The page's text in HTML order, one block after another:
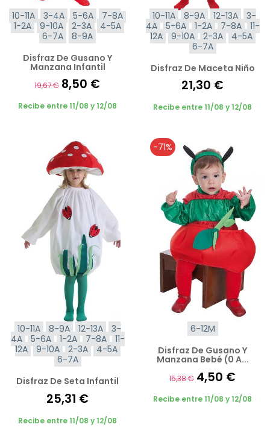
10-11A 3-4A 5-6A
7-8A
1-2A
9-10A 2-3A
4-5A
6-7A
8-9A
Disfraz De Gusano Y
Manzana Infantil
19,67 € 8,50 €
Recibe entre 11/08 y 12/08
10-11A 8-9A 12-13A
3-
4A
5-6A 1-2A 7-8A
11-
12A
9-10A 2-3A
4-5A
6-7A
Disfraz De Maceta Niño
21,30 €
Recibe entre 11/08 y 12/08
10-11A 8-9A 12-13A
3-
4A
5-6A 1-2A 7-8A
11-
12A
9-10A 2-3A
4-5A
6-7A
Disfraz De Seta Infantil
25,31 €
Recibe entre 11/08 y 12/08
-71%
6-12M
Disfraz De Gusano Y
Manzana Bebé (0 A...
15,38 € 4,50 €
Recibe entre 11/08 y 12/08